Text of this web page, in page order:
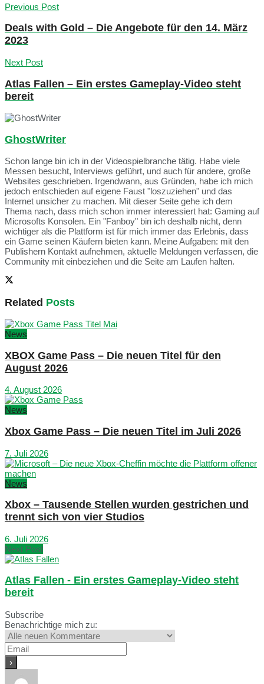
Previous Post
Deals with Gold – Die Angebote für den 14. März
2023
Next Post
Atlas Fallen – Ein erstes Gameplay-Video steht
bereit
GhostWriter
Schon lange bin ich in der Videospielbranche tätig. Habe viele
Messen besucht, Interviews geführt, und auch für andere, große
Websites geschrieben. Irgendwann, aus Gründen, habe ich mich
jedoch entschieden auf eigene Faust "loszuziehen" und das
Internet unsicher zu machen. Mit dieser Seite gehe ich dem
Thema nach, dass mich schon immer interessiert hat: Gaming auf
Microsofts Konsolen. Ein "Fanboy" bin ich deshalb nicht, denn
wichtiger als die Plattform ist für mich immer das Erlebnis, dass
ein Game seinen Käufern bieten kann. Meine Aufgaben: mit den
Publishern Kontakt aufnehmen, aktuelle Meldungen verfassen, die
Community mit einbeziehen und die Seite am Laufen halten.
Related Posts
News
XBOX Game Pass – Die neuen Titel für den
August 2026
4. August 2026
News
Xbox Game Pass – Die neuen Titel im Juli 2026
7. Juli 2026
News
Xbox – Tausende Stellen wurden gestrichen und
trennt sich von vier Studios
6. Juli 2026
Next Post
Atlas Fallen - Ein erstes Gameplay-Video steht
bereit
Subscribe
Benachrichtige mich zu: